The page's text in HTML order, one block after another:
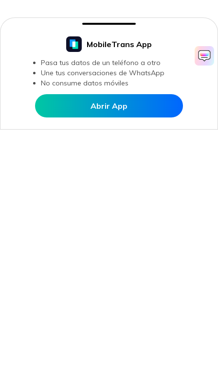
Abrir en MobileTrans
MobileTrans App
Pasa tus datos de un teléfono a otro
Une tus conversaciones de WhatsApp
No consume datos móviles
Abrir App